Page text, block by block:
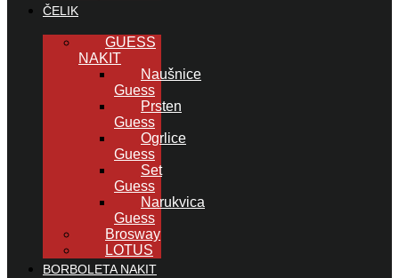
ČELIK
GUESS
NAKIT
Naušnice
Guess
Prsten
Guess
Ogrlice
Guess
Set
Guess
Narukvica
Guess
Brosway
LOTUS
BORBOLETA NAKIT